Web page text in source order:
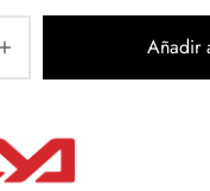
Añadir